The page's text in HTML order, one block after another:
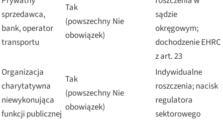
sprzedawca,
bank, operator
transportu
Tak
(powszechny
obowiązek)
Nie
sądzie
okręgowym;
dochodzenie EHRC
z art. 23
Organizacja
charytatywna
niewykonująca
funkcji publicznej
Tak
(powszechny
obowiązek)
Nie
Indywidualne
roszczenia; nacisk
regulatora
sektorowego